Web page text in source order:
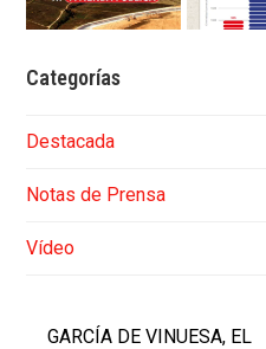
Categorías
Destacada
Notas de Prensa
Vídeo
GARCÍA DE VINUESA, EL